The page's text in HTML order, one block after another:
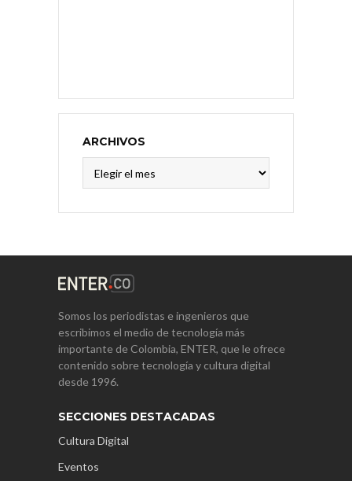
ARCHIVOS
Somos los periodistas e ingenieros que
escribimos el medio de tecnología más
importante de Colombia, ENTER, que le ofrece
contenido sobre tecnología y cultura digital
desde 1996.
SECCIONES DESTACADAS
Cultura Digital
Eventos